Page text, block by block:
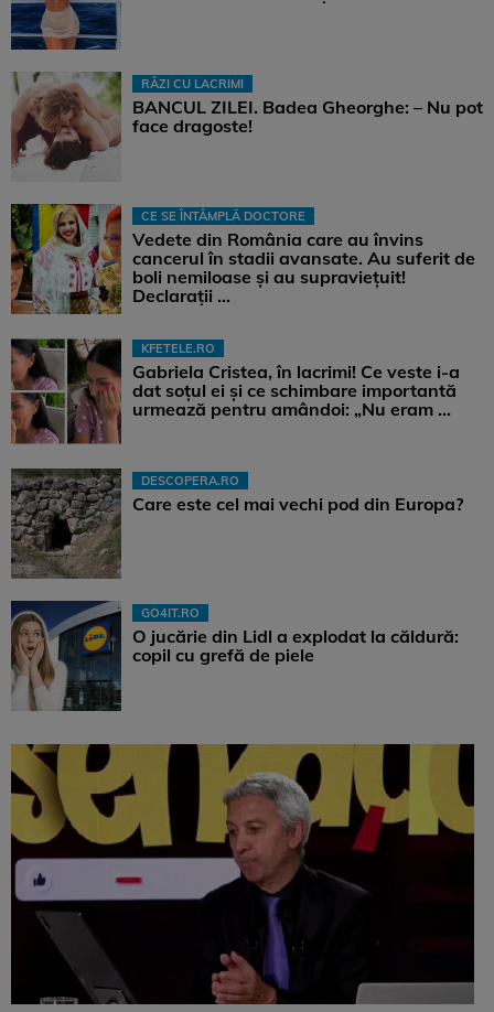
RÂZI CU LACRIMI
BANCUL ZILEI. Badea Gheorghe: – Nu pot
face dragoste!
CE SE ÎNTÂMPLĂ DOCTORE
Vedete din România care au învins
cancerul în stadii avansate. Au suferit de
boli nemiloase şi au supravieţuit!
Declarații ...
KFETELE.RO
Gabriela Cristea, în lacrimi! Ce veste i-a
dat soțul ei și ce schimbare importantă
urmează pentru amândoi: „Nu eram ...
DESCOPERA.RO
Care este cel mai vechi pod din Europa?
GO4IT.RO
O jucărie din Lidl a explodat la căldură:
copil cu grefă de piele